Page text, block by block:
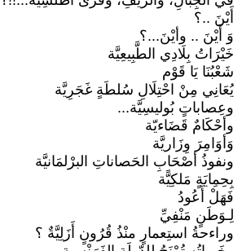
أَيْنَ ..؟
وَ أَيْنَ .. وأيْنَ...؟
خَيْرَاتُ بِلَادِي الطَّبِيعِيَّة
شَعْبُنَا يَا قَوْم
يُعَانِي مِنْ احْتِلَالِ سُلطَةٍ غَجَرِيَّة
وعِصاباتٍ بُوليسِيَّة...
وأحْكَامٌ قَضَاءيّة
وَأوَامِرَ وِزَاريَّة
ونفوذُ أصْحَابِ الحَصاناتِ البرْلمَانيَّة
بِحِمِايَةٍ مَلكِيًّة
فَهَلْ أَعُودُ
لِـوَطَنٍ مَنْفِيِّ
وراءحةُ استِعمارٍ منْذُ قُرُونٍ أَزَلِيَّةٌ ؟